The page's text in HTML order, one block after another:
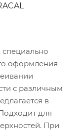
оформления
с различным
в
для
При